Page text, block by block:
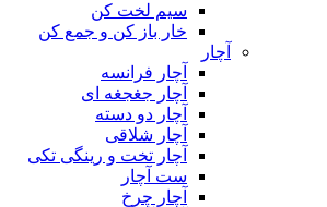
سیم لخت کن
خار باز کن و جمع کن
آچار
آچار فرانسه
آچار جغجغه ای
آچار دو دسته
آچار شلاقی
آچار تخت و رینگی تکی
ست آچار
آچار چرخ